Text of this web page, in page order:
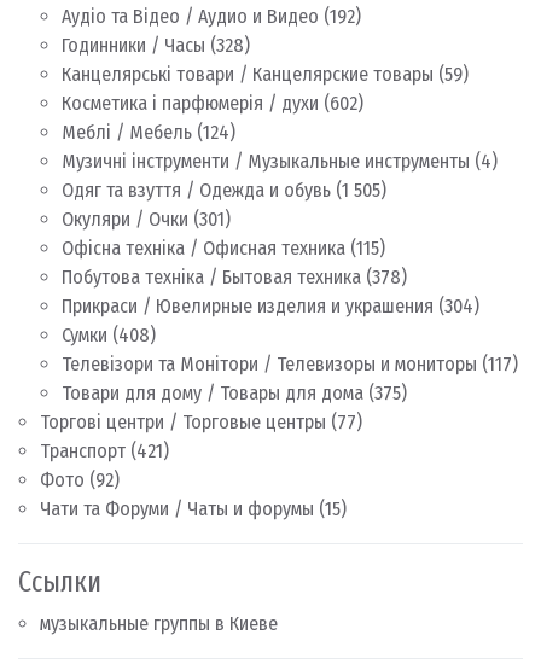
Аудіо та Відео / Аудио и Видео (192)
Годинники / Часы (328)
Канцелярські товари / Канцелярские товары (59)
Косметика і парфюмерія / духи (602)
Меблі / Мебель (124)
Музичні інструменти / Музыкальные инструменты (4)
Одяг та взуття / Одежда и обувь (1 505)
Окуляри / Очки (301)
Офісна техніка / Офисная техника (115)
Побутова техніка / Бытовая техника (378)
Прикраси / Ювелирные изделия и украшения (304)
Сумки (408)
Телевізори та Монітори / Телевизоры и мониторы (117)
Товари для дому / Товары для дома (375)
Торгові центри / Торговые центры (77)
Транспорт (421)
Фото (92)
Чати та Форуми / Чаты и форумы (15)
Ссылки
музыкальные группы в Киеве